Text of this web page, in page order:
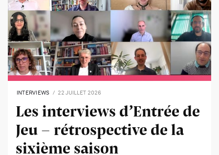
INTERVIEWS 22 JUILLET 2026
Les interviews d’Entrée de
Jeu - rétrospective de la
sixième saison